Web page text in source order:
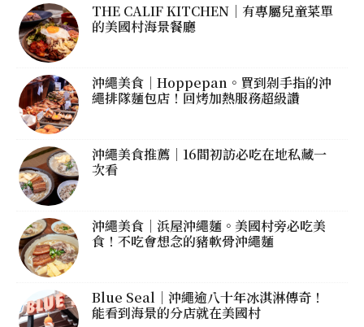
THE CALIF KITCHEN｜有專屬兒童菜單
的美國村海景餐廳
沖繩美食｜Hoppepan。買到剁手指的沖
繩排隊麵包店！回烤加熱服務超級讚
沖繩美食推薦｜16間初訪必吃在地私藏一
次看
沖繩美食｜浜屋沖繩麵。美國村旁必吃美
食！不吃會想念的豬軟骨沖繩麵
Blue Seal｜沖繩逾八十年冰淇淋傳奇！
能看到海景的分店就在美國村